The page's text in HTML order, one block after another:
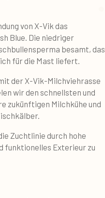
von X-Vik das
Blue. Die niedriger
besamt, das
für die Mast liefert.
der X-Vik-Milchviehrasse
wir den schnellsten und
zukünftigen Milchkühe und
Zuchtlinie durch hohe
funktionelles Exterieur zu